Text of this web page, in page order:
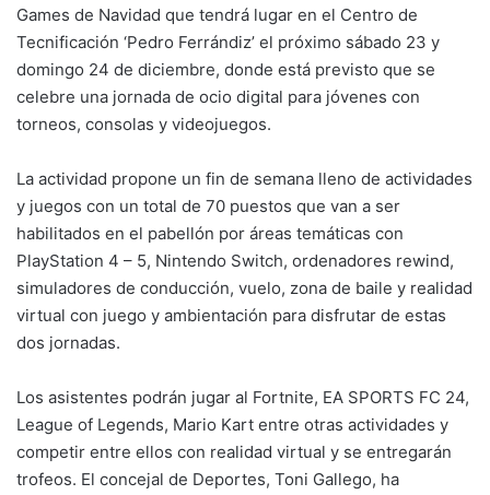
Games de Navidad que tendrá lugar en el Centro de
Tecnificación ‘Pedro Ferrándiz’ el próximo sábado 23 y
domingo 24 de diciembre, donde está previsto que se
celebre una jornada de ocio digital para jóvenes con
torneos, consolas y videojuegos.
La actividad propone un fin de semana lleno de actividades
y juegos con un total de 70 puestos que van a ser
habilitados en el pabellón por áreas temáticas con
PlayStation 4 – 5, Nintendo Switch, ordenadores rewind,
simuladores de conducción, vuelo, zona de baile y realidad
virtual con juego y ambientación para disfrutar de estas
dos jornadas.
Los asistentes podrán jugar al Fortnite, EA SPORTS FC 24,
League of Legends, Mario Kart entre otras actividades y
competir entre ellos con realidad virtual y se entregarán
trofeos. El concejal de Deportes, Toni Gallego, ha